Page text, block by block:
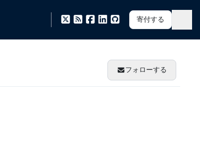
寄付する
フォローする